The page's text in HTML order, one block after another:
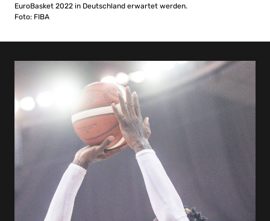
EuroBasket 2022 in Deutschland erwartet werden.
Foto: FIBA